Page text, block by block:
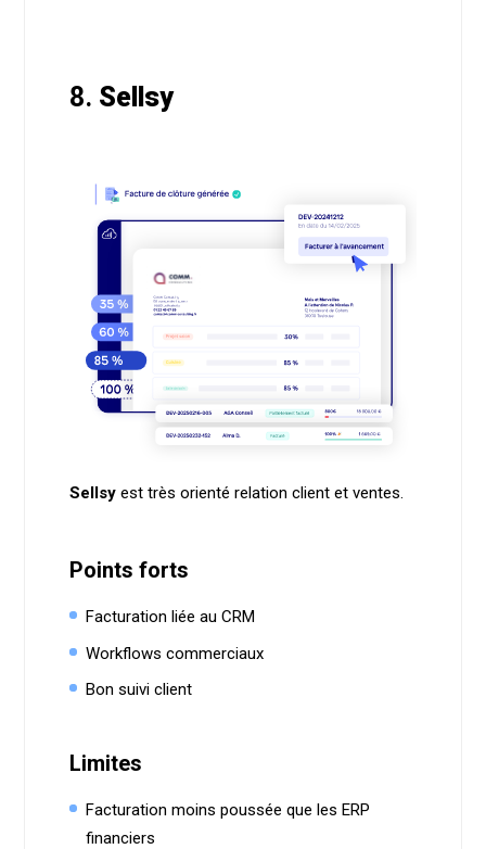
8. Sellsy
Sellsyest très orienté relation client et ventes.
Points forts
Facturation liée au CRM
Workflows commerciaux
Bon suivi client
Limites
Facturation moins poussée que les ERP
financiers